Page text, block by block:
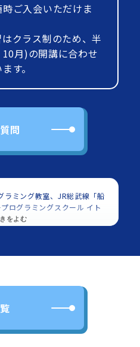
ご入会いただけま
クラス制のため、半
月)の開講に合わせ
す。
問
ラミング教室、JR総武線「船
ログラミングスクール イト
ページです。対象は小学生・
。JR総武線「船橋駅」より
、プログラミング
グ教室としてご好評いただい